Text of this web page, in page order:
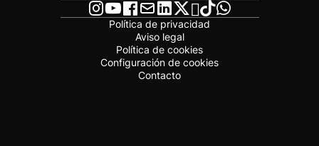
Política de privacidad
Aviso legal
Política de cookies
Configuración de cookies
Contacto